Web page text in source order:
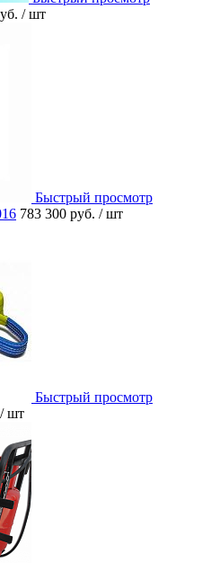
/ шт
Быстрый просмотр
783 300 руб. / шт
Быстрый просмотр
/ шт